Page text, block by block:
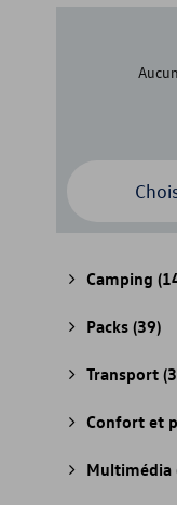
Camping
Packs (39)
Transport
Confort et
Multimédia